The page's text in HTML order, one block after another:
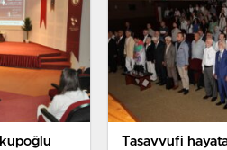
Tasavvufi